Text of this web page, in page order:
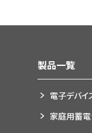
製品一覧
電子デバイ
家庭用蓄電